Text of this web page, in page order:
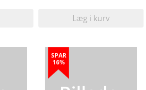
Læg i kurv
SPAR
16%